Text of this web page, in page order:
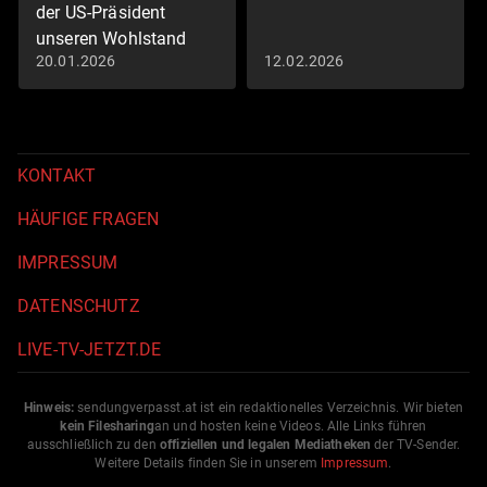
der US-Präsident
unseren Wohlstand
gefährdet
20.01.2026 12.02.2026
KONTAKT
HÄUFIGE FRAGEN
IMPRESSUM
DATENSCHUTZ
LIVE-TV-JETZT.DE
Hinweis: sendungverpasst.at ist ein redaktionelles Verzeichnis. Wir bieten
kein Filesharingan und hosten keine Videos. Alle Links führen
ausschließlich zu den offiziellen und legalen Mediatheken der TV-Sender.
Weitere Details finden Sie in unserem Impressum.